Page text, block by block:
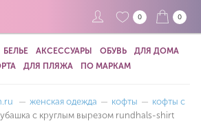
0 0
БЕЛЬЕ АКСЕССУАРЫ ОБУВЬ
ДЛЯ ДОМА
ДЛЯ ПЛЯЖА ПО МАРКАМ
— женская одежда — кофты — кофты с
с круглым вырезом rundhals-shirt